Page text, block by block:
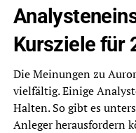
Kursziele für
Die Meinungen zu
vielfältig. Einige
Halten. So gibt es
Anleger herausfordern